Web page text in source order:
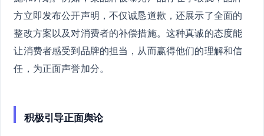
方立即发布公开声明，不仅诚恳道歉，还展示了全面的
整改方案以及对消费者的补偿措施。这种真诚的态度能
让消费者感受到品牌的担当，从而赢得他们的理解和信
任，为正面声誉加分。
积极引导正面舆论